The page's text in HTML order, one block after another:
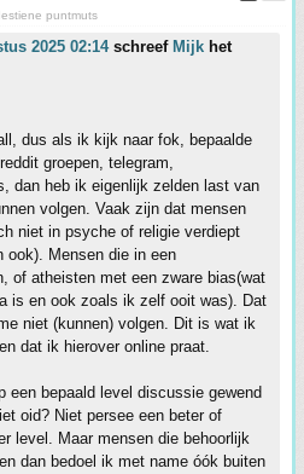
puntmuts
2025 02:14schreef Mijk het
dus als ik kijk naar fok, bepaalde
groepen, telegram,
dan heb ik eigenlijk zelden last van
volgen. Vaak zijn dat mensen
niet in psyche of religie verdiept
ook). Mensen die in een
of atheisten met een zware bias(wat
is en ook zoals ik zelf ooit was). Dat
niet (kunnen) volgen. Dit is wat ik
dat ik hierover online praat.
een bepaald level discussie gewend
oid? Niet persee een beter of
level. Maar mensen die behoorlijk
dan bedoel ik met name óók buiten